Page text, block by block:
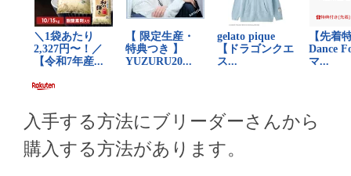
入手する方法にブリーダーさんから
購入する方法があります。